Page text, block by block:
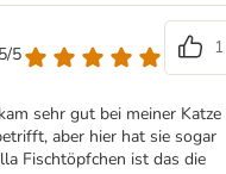
5
1
sehr gut bei meiner Katze
aber hier hat sie sogar
Fischtöpfchen ist das die